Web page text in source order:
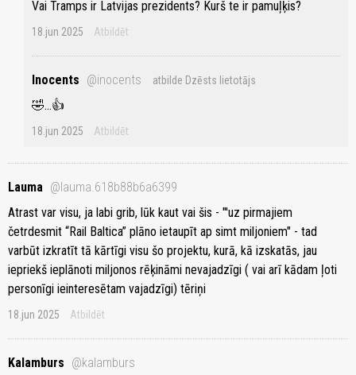
Vai Tramps ir Latvijas prezidents? Kurš te ir pamuļķis?
18.jun 2025 Atbildēt
Inocents @inocents atbilde Dzēsts lietotājs
🤣...👍
18.jun 2025 Atbildēt
Lauma @lauma.618b88b6a6399
Atrast var visu, ja labi grib, lūk kaut vai šis - "'uz pirmajiem
četrdesmit “Rail Baltica” plāno ietaupīt ap simt miljoniem" - tad
varbūt izkratīt tā kārtīgi visu šo projektu, kurā, kā izskatās, jau
iepriekš ieplānoti miljonos rēķināmi nevajadzīgi ( vai arī kādam ļoti
personīgi ieinteresētam vajadzīgi) tēriņi
18.jun 2025 Atbildēt
Kalamburs @kalamburs